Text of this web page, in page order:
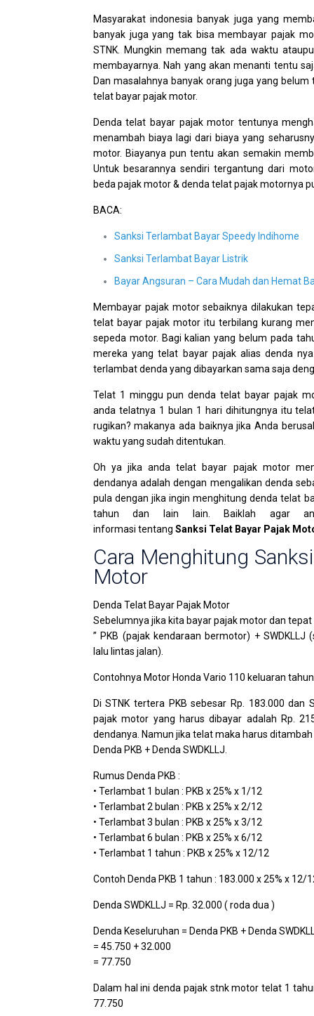
Masyarakat indonesia banyak juga yang
banyak juga yang tak bisa membayar pajak
STNK. Mungkin memang tak ada waktu
membayarnya. Nah yang akan menanti tentu
Dan masalahnya banyak orang juga yang
telat bayar pajak motor.
Denda telat bayar pajak motor tentunya
menambah biaya lagi dari biaya yang
motor. Biayanya pun tentu akan semakin
Untuk besarannya sendiri tergantung dari
beda pajak motor & denda telat pajak motornya
BACA:
Sanksi Terlambat Bayar Speedy Indihome
Sanksi Terlambat Bayar Listrik
Bayar Angsuran – Cara Mudah dan Hemat
Membayar pajak motor sebaiknya dilakukan
telat bayar pajak motor itu terbilang kurang
sepeda motor. Bagi kalian yang belum pada
mereka yang telat bayar pajak alias denda
terlambat denda yang dibayarkan sama saja
Telat 1 minggu pun denda telat bayar pajak
anda telatnya 1 bulan 1 hari dihitungnya itu
rugikan? makanya ada baiknya jika Anda
waktu yang sudah ditentukan.
Oh ya jika anda telat bayar pajak motor
dendanya adalah dengan mengalikan denda
pula dengan jika ingin menghitung denda telat
tahun dan lain lain. Baiklah agar
informasi tentang Sanksi Telat Bayar Pajak
Cara Menghitung
Motor
Denda Telat Bayar Pajak Motor
Sebelumnya jika kita bayar pajak motor dan
” PKB (pajak kendaraan bermotor) +
lalu lintas jalan).
Contohnya Motor Honda Vario 110 keluaran
Di STNK tertera PKB sebesar Rp. 183.000 dan
pajak motor yang harus dibayar adalah Rp.
dendanya. Namun jika telat maka harus
Denda PKB + Denda SWDKLLJ.
Rumus Denda PKB :
• Terlambat 1 bulan : PKB x 25% x 1/12
• Terlambat 2 bulan : PKB x 25% x 2/12
• Terlambat 3 bulan : PKB x 25% x 3/12
• Terlambat 6 bulan : PKB x 25% x 6/12
• Terlambat 1 tahun : PKB x 25% x 12/12
Contoh Denda PKB 1 tahun : 183.000 x 25% x 12/
Denda SWDKLLJ = Rp. 32.000 ( roda dua )
Denda Keseluruhan = Denda PKB + Denda
= 45.750 + 32.000
= 77.750
Dalam hal ini denda pajak stnk motor telat 1
77.750